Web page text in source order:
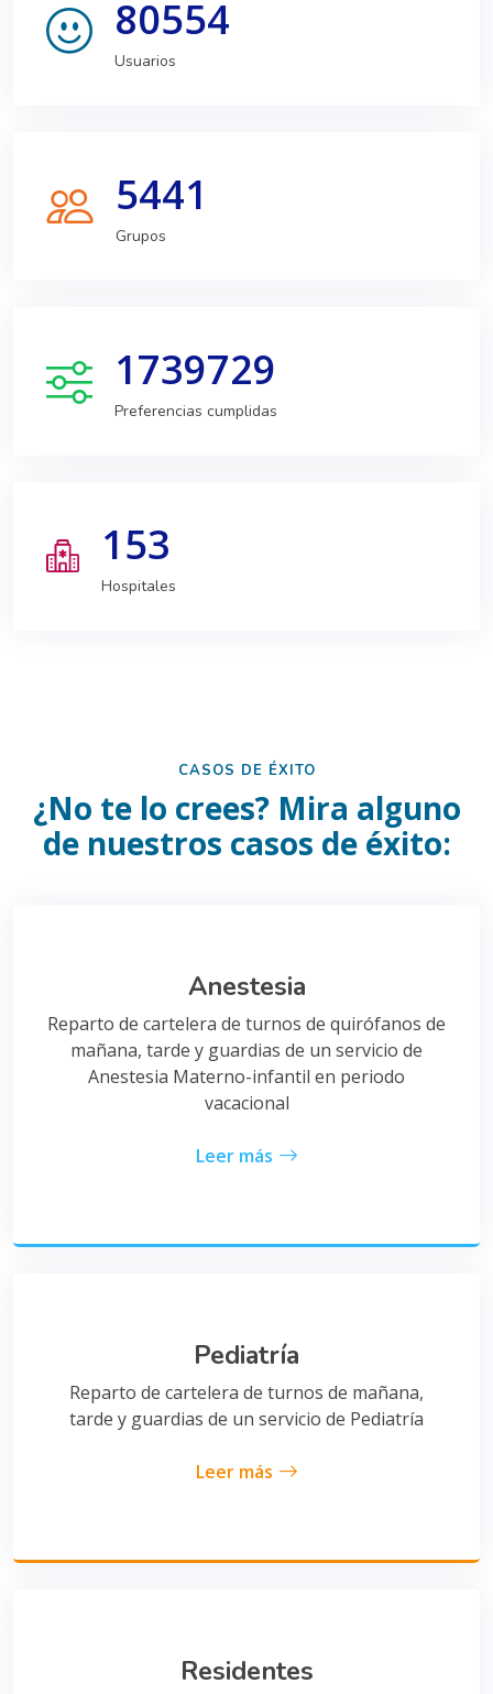
80554
Usuarios
5441
Grupos
1739729
Preferencias cumplidas
153
Hospitales
CASOS DE ÉXITO
¿No te lo crees? Mira alguno
de nuestros casos de éxito:
Anestesia
Reparto de cartelera de turnos de quirófanos de
mañana, tarde y guardias de un servicio de
Anestesia Materno-infantil en periodo
vacacional
Leer más
Pediatría
Reparto de cartelera de turnos de mañana,
tarde y guardias de un servicio de Pediatría
Leer más
Residentes